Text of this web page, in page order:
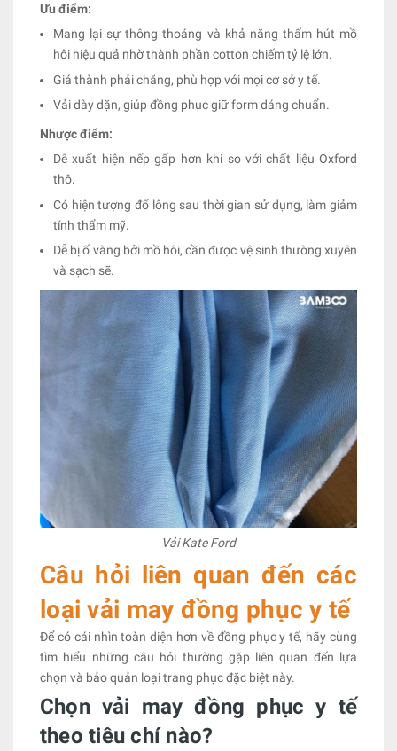
Ưu điểm:
Mang lại sự thông thoáng và khả năng thấm hút mồ
hôi hiệu quả nhờ thành phần cotton chiếm tỷ lệ lớn.
Giá thành phải chăng, phù hợp với mọi cơ sở y tế.
Vải dày dặn, giúp đồng phục giữ form dáng chuẩn.
Nhược điểm:
Dễ xuất hiện nếp gấp hơn khi so với chất liệu Oxford
thô.
Có hiện tượng đổ lông sau thời gian sử dụng, làm giảm
tính thẩm mỹ.
Dễ bị ố vàng bởi mồ hôi, cần được vệ sinh thường xuyên
và sạch sẽ.
Vải Kate Ford
Câu hỏi liên quan đến các
loại vải may đồng phục y tế
Để có cái nhìn toàn diện hơn về đồng phục y tế, hãy cùng
tìm hiểu những câu hỏi thường gặp liên quan đến lựa
chọn và bảo quản loại trang phục đặc biệt này.
Chọn vải may đồng phục y tế
theo tiêu chí nào?